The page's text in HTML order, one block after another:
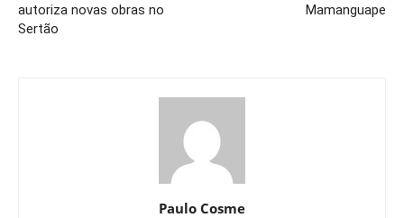
autoriza novas obras no
Sertão
Mamanguape
Paulo Cosme